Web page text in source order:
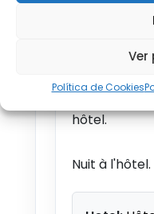
Ver
Política de Cookies
Athens,
Bienvenue
chauffeur
hôtel.
Nuit à l'hôtel.